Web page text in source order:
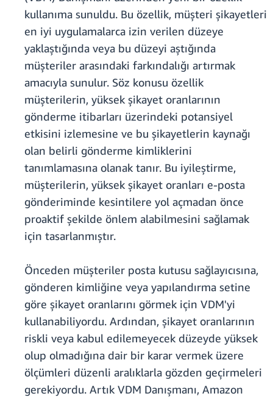
kullanıma sunuldu. Bu özellik, müşteri şikayetleri
en iyi uygulamalarca izin verilen düzeye
yaklaştığında veya bu düzeyi aştığında
müşteriler arasındaki farkındalığı artırmak
amacıyla sunulur. Söz konusu özellik
müşterilerin, yüksek şikayet oranlarının
gönderme itibarları üzerindeki potansiyel
etkisini izlemesine ve bu şikayetlerin kaynağı
olan belirli gönderme kimliklerini
tanımlamasına olanak tanır. Bu iyileştirme,
müşterilerin, yüksek şikayet oranları e-posta
gönderiminde kesintilere yol açmadan önce
proaktif şekilde önlem alabilmesini sağlamak
için tasarlanmıştır.
Önceden müşteriler posta kutusu sağlayıcısına,
gönderen kimliğine veya yapılandırma setine
göre şikayet oranlarını görmek için VDM'yi
kullanabiliyordu. Ardından, şikayet oranlarının
riskli veya kabul edilemeyecek düzeyde yüksek
olup olmadığına dair bir karar vermek üzere
ölçümleri düzenli aralıklarla gözden geçirmeleri
gerekiyordu. Artık VDM Danışmanı, Amazon